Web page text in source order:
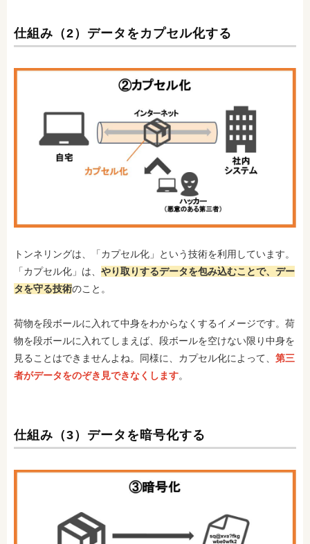
仕組み（2）データをカプセル化する
トンネリングは、「カプセル化」という技術を利用しています。
「カプセル化」は、 やり取りするデータを包み込むことで、デー
タを守る技術のこと。
荷物を段ボールに入れて中身をわからなくするイメージです。荷
物を段ボールに入れてしまえば、段ボールを空けない限り中身を
見ることはできませんよね。同様に、カプセル化によって、 第三
者がデータをのぞき見できなくします。
仕組み（3）データを暗号化する